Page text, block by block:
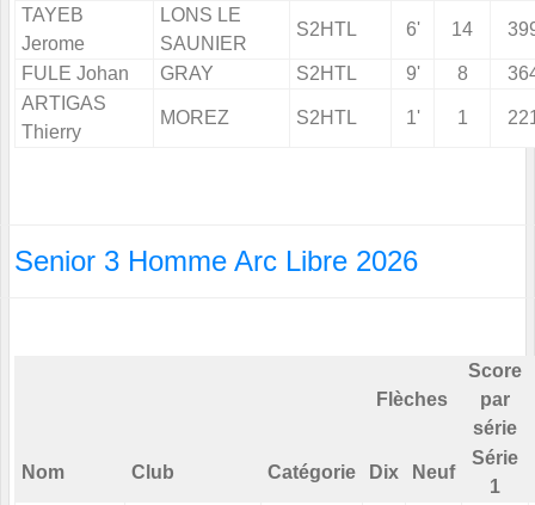
TAYEB
Jerome
LONS LE
SAUNIER
S2HTL 6' 14
FULE Johan GRAY S2HTL 9' 8
ARTIGAS
Thierry
MOREZ S2HTL 1' 1
Senior 3 Homme Arc Libre 2026
Flèches
Score
par
série
Nom Club Catégorie Dix Neuf
Série
1